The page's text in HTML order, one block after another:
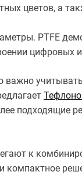
цветов, а
PTFE
цифровых
важно
подходящие
к
компактное